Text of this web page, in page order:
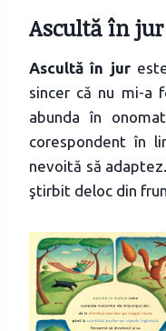
Ascultă în jur
Ascultă în jureste
sincer că nu mi-a
abunda în
corespondent în
nevoită să
ştirbit deloc din